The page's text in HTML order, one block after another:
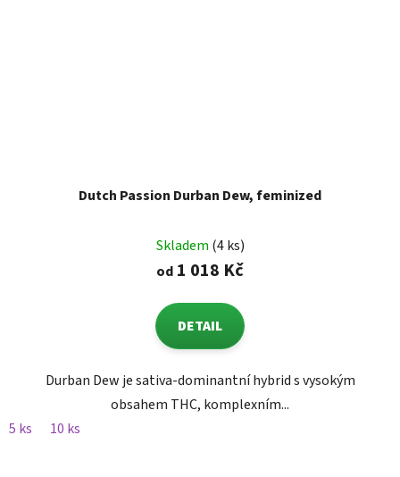
Dutch Passion Durban Dew, feminized
Skladem (4 ks)
od 1 018 Kč
DETAIL
Durban Dew je sativa-dominantní hybrid s vysokým
obsahem THC, komplexním...
5 ks
10 ks